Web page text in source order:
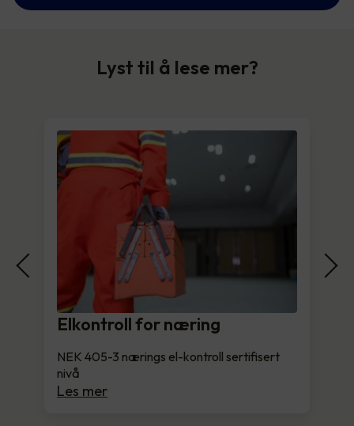
Lyst til å lese mer?
Elkontroll for næring
NEK 405-3 nærings el-kontroll sertifisert
nivå
Les mer